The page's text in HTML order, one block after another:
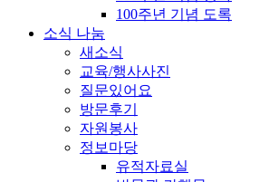
100주년 기념 도록
소식 나눔
새소식
교육/행사사진
질문있어요
방문후기
자원봉사
정보마당
유적자료실